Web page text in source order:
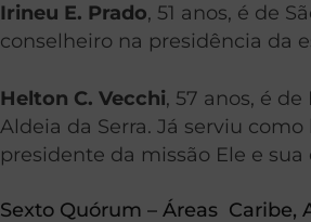
Irineu E. Prado, 51 anos, é de
conselheiro na presidência da
Helton C. Vecchi, 57 anos, é
Aldeia da Serra. Já serviu
presidente da missão Ele e
Sexto Quórum – Áreas Caribe,